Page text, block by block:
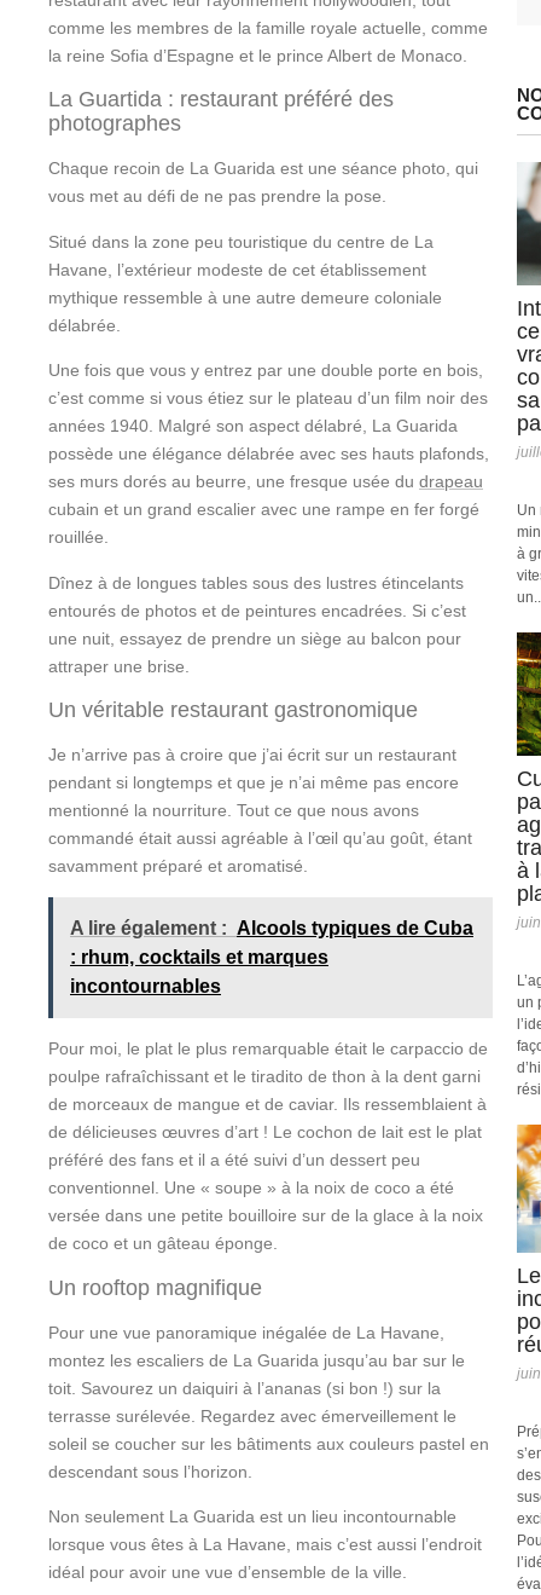
comme les membres de la famille royale actuelle, comme
la reine Sofia d’Espagne et le prince Albert de Monaco.
La Guartida : restaurant préféré des
photographes
Chaque recoin de La Guarida est une séance photo, qui
vous met au défi de ne pas prendre la pose.
Situé dans la zone peu touristique du centre de La
Havane, l’extérieur modeste de cet établissement
mythique ressemble à une autre demeure coloniale
délabrée.
Une fois que vous y entrez par une double porte en bois,
c’est comme si vous étiez sur le plateau d’un film noir des
années 1940. Malgré son aspect délabré, La Guarida
possède une élégance délabrée avec ses hauts plafonds,
ses murs dorés au beurre, une fresque usée du drapeau
cubain et un grand escalier avec une rampe en fer forgé
rouillée.
Dînez à de longues tables sous des lustres étincelants
entourés de photos et de peintures encadrées. Si c’est
une nuit, essayez de prendre un siège au balcon pour
attraper une brise.
Un véritable restaurant gastronomique
Je n’arrive pas à croire que j’ai écrit sur un restaurant
pendant si longtemps et que je n’ai même pas encore
mentionné la nourriture. Tout ce que nous avons
commandé était aussi agréable à l’œil qu’au goût, étant
savamment préparé et aromatisé.
A lire également : Alcools typiques de Cuba
: rhum, cocktails et marques
incontournables
Pour moi, le plat le plus remarquable était le carpaccio de
poulpe rafraîchissant et le tiradito de thon à la dent garni
de morceaux de mangue et de caviar. Ils ressemblaient à
de délicieuses œuvres d’art ! Le cochon de lait est le plat
préféré des fans et il a été suivi d’un dessert peu
conventionnel. Une « soupe » à la noix de coco a été
versée dans une petite bouilloire sur de la glace à la noix
de coco et un gâteau éponge.
Un rooftop magnifique
Pour une vue panoramique inégalée de La Havane,
montez les escaliers de La Guarida jusqu’au bar sur le
toit. Savourez un daiquiri à l’ananas (si bon !) sur la
terrasse surélevée. Regardez avec émerveillement le
soleil se coucher sur les bâtiments aux couleurs pastel en
descendant sous l’horizon.
Non seulement La Guarida est un lieu incontournable
lorsque vous êtes à La Havane, mais c’est aussi l’endroit
idéal pour avoir une vue d’ensemble de la ville.
Un
à
à
un